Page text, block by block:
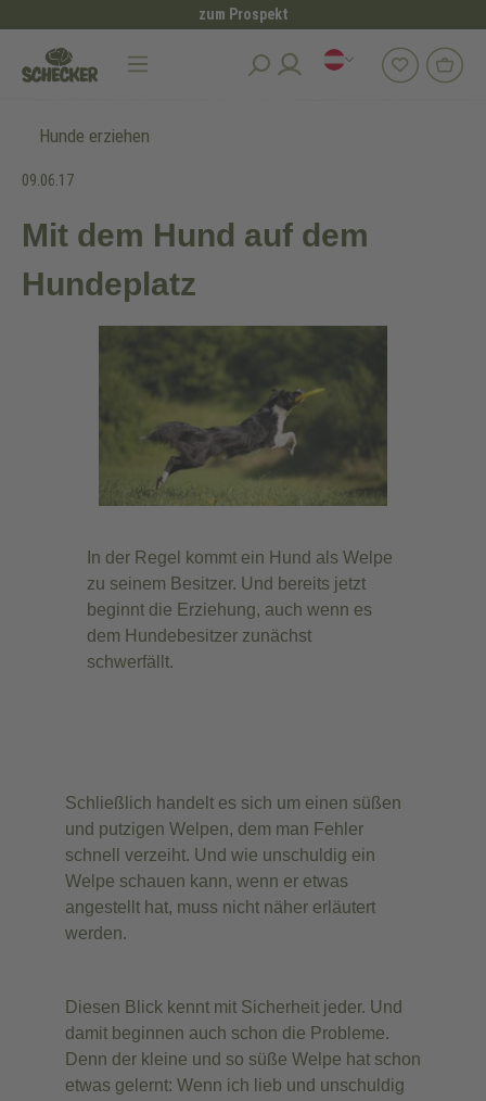
zum Prospekt
Hunde erziehen
09.06.17
Mit dem Hund auf dem
Hundeplatz
In der Regel kommt ein Hund als Welpe
zu seinem Besitzer. Und bereits jetzt
beginnt die Erziehung, auch wenn es
dem Hundebesitzer zunächst
schwerfällt.
Schließlich handelt es sich um einen süßen
und putzigen Welpen, dem man Fehler
schnell verzeiht. Und wie unschuldig ein
Welpe schauen kann, wenn er etwas
angestellt hat, muss nicht näher erläutert
werden.
Diesen Blick kennt mit Sicherheit jeder. Und
damit beginnen auch schon die Probleme.
Denn der kleine und so süße Welpe hat schon
etwas gelernt: Wenn ich lieb und unschuldig